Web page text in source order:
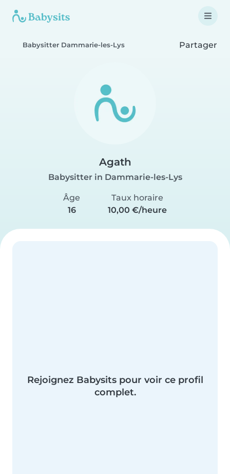
Babysitter Dammarie-les-Lys Partager
Agath
Babysitter in Dammarie-les-Lys
Âge
16
Taux horaire
10,00 €/heure
Rejoignez Babysits pour voir ce profil
complet.